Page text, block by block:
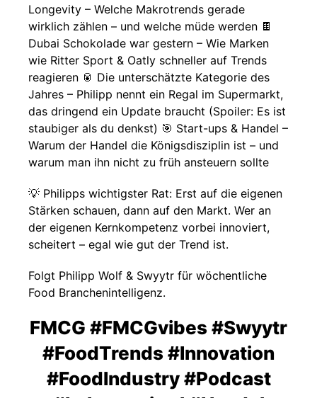
Longevity – Welche Makrotrends gerade
wirklich zählen – und welche müde werden 🍫
Dubai Schokolade war gestern – Wie Marken
wie Ritter Sport & Oatly schneller auf Trends
reagieren 🥫 Die unterschätzte Kategorie des
Jahres – Philipp nennt ein Regal im Supermarkt,
das dringend ein Update braucht (Spoiler: Es ist
staubiger als du denkst) 🎯 Start-ups & Handel –
Warum der Handel die Königsdisziplin ist – und
warum man ihn nicht zu früh ansteuern sollte
💡 Philipps wichtigster Rat: Erst auf die eigenen
Stärken schauen, dann auf den Markt. Wer an
der eigenen Kernkompetenz vorbei innoviert,
scheitert – egal wie gut der Trend ist.
Folgt Philipp Wolf & Swyytr für wöchentliche
Food Branchenintelligenz.
FMCG #FMCGvibes #Swyytr
#FoodTrends #Innovation
#FoodIndustry #Podcast